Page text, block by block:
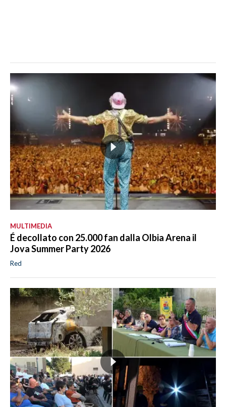
MULTIMEDIA
É decollato con 25.000 fan dalla Olbia Arena il
Jova Summer Party 2026
Red